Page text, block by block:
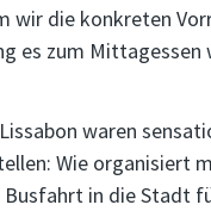
wir die konkreten
es zum
waren
Wie organisiert
in die Stadt